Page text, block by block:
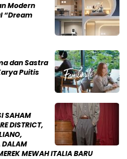
Modern
“Dream
dan Sastra
Puitis
SAHAM
DISTRICT,
DALAM
MEWAH ITALIA BARU